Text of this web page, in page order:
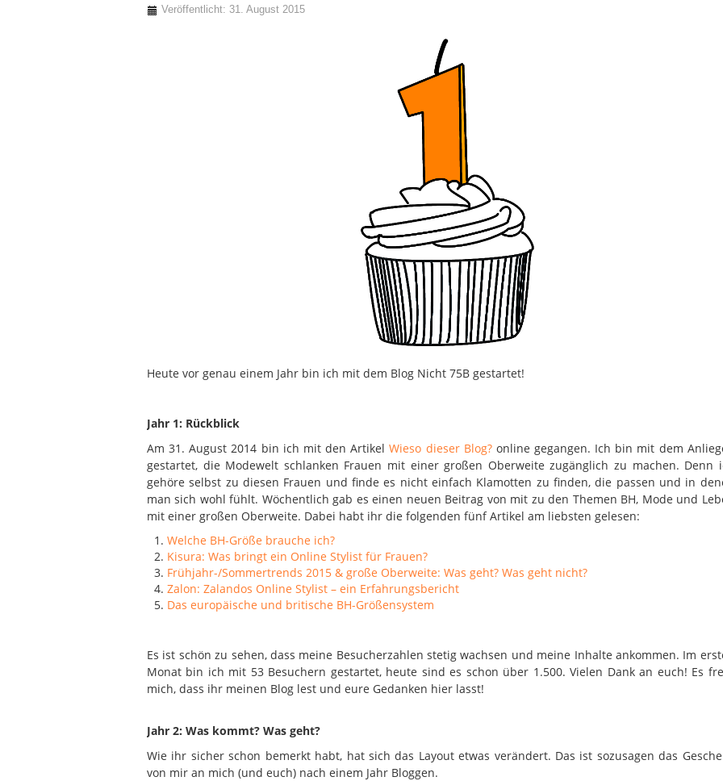
Veröffentlicht: 31. August 2015
Heute vor genau einem Jahr bin ich mit dem Blog Nicht 75B gestartet!
Jahr 1: Rückblick
Am 31. August 2014 bin ich mit den ArtikelWieso dieser Blog?online gegangen. Ich bin mit dem
gestartet, die Modewelt schlanken Frauen mit einer großen Oberweite zugänglich zu machen. Denn
gehöre selbst zu diesen Frauen und finde es nicht einfach Klamotten zu finden, die passen und in
man sich wohl fühlt. Wöchentlich gab es einen neuen Beitrag von mit zu den Themen BH, Mode und
mit einer großen Oberweite. Dabei habt ihr die folgenden fünf Artikel am liebsten gelesen:
Welche BH-Größe brauche ich?
Kisura: Was bringt ein Online Stylist für Frauen?
Frühjahr-/Sommertrends 2015 & große Oberweite: Was geht? Was geht nicht?
Zalon: Zalandos Online Stylist – ein Erfahrungsbericht
Das europäische und britische BH-Größensystem
Es ist schön zu sehen, dass meine Besucherzahlen stetig wachsen und meine Inhalte ankommen. Im
Monat bin ich mit 53 Besuchern gestartet, heute sind es schon über 1.500. Vielen Dank an euch! Es
mich, dass ihr meinen Blog lest und eure Gedanken hier lasst!
Jahr 2: Was kommt? Was geht?
Wie ihr sicher schon bemerkt habt, hat sich das Layout etwas verändert. Das ist sozusagen das
von mir an mich (und euch) nach einem Jahr Bloggen.